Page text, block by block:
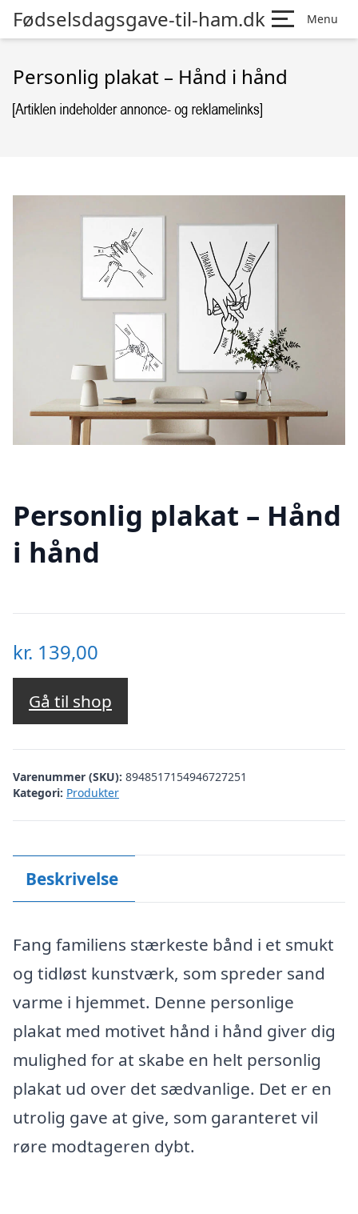
Fødselsdagsgave-til-ham.dk Menu
Personlig plakat – Hånd i hånd
Personlig plakat – Hånd
i hånd
kr. 139,00
Gå til shop
Varenummer (SKU): 8948517154946727251
Kategori: Produkter
Beskrivelse
Fang familiens stærkeste bånd i et smukt
og tidløst kunstværk, som spreder sand
varme i hjemmet. Denne personlige
plakat med motivet hånd i hånd giver dig
mulighed for at skabe en helt personlig
plakat ud over det sædvanlige. Det er en
utrolig gave at give, som garanteret vil
røre modtageren dybt.